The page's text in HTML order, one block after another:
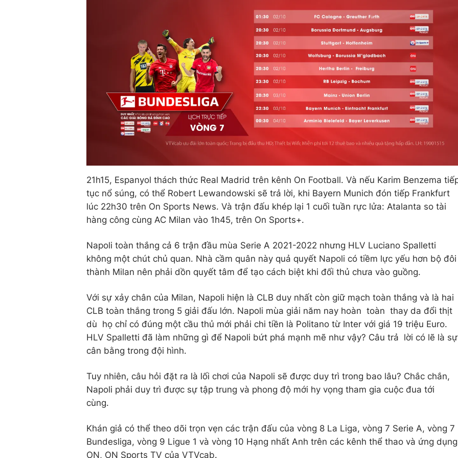
21h15, Espanyol thách thức Real Madrid trên kênh On Football. Và nếu Karim Benzema
tục nổ súng, có thể Robert Lewandowski sẽ trả lời, khi Bayern Munich đón tiếp Frankfurt
lúc 22h30 trên On Sports News. Và trận đấu khép lại 1 cuối tuần rực lửa: Atalanta so tài
hàng công cùng AC Milan vào 1h45, trên On Sports+.
Napoli toàn thắng cả 6 trận đầu mùa Serie A 2021-2022 nhưng HLV Luciano Spalletti
không một chút chủ quan. Nhà cầm quân này quả quyết Napoli có tiềm lực yếu hơn bộ đôi
thành Milan nên phải dồn quyết tâm để tạo cách biệt khi đối thủ chưa vào guồng.
Với sự xảy chân của Milan, Napoli hiện là CLB duy nhất còn giữ mạch toàn thắng và là hai
CLB toàn thắng trong 5 giải đấu lớn. Napoli mùa giải năm nay hoàn toàn thay da đổi thịt
dù họ chỉ có đúng một cầu thủ mới phải chi tiền là Politano từ Inter với giá 19 triệu Euro.
HLV Spalletti đã làm những gì để Napoli bứt phá mạnh mẽ như vậy? Câu trả lời có lẽ là sự
cân bằng trong đội hình.
Tuy nhiên, câu hỏi đặt ra là lối chơi của Napoli sẽ được duy trì trong bao lâu? Chắc chắn,
Napoli phải duy trì được sự tập trung và phong độ mới hy vọng tham gia cuộc đua tới
cùng.
Khán giả có thể theo dõi trọn vẹn các trận đấu của vòng 8 La Liga, vòng 7 Serie A, vòng 7
Bundesliga, vòng 9 Ligue 1 và vòng 10 Hạng nhất Anh trên các kênh thể thao và ứng dụng
ON, ON Sports TV của VTVcab.